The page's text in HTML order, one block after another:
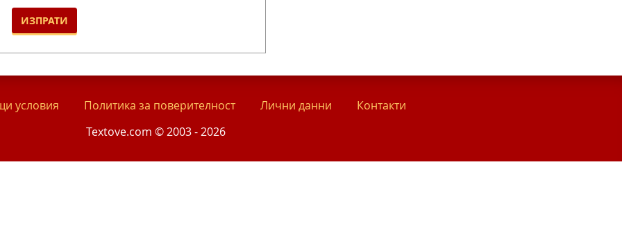
условия Политика за поверителност Лични данни
Контакти
Textove.com © 2003 - 2026